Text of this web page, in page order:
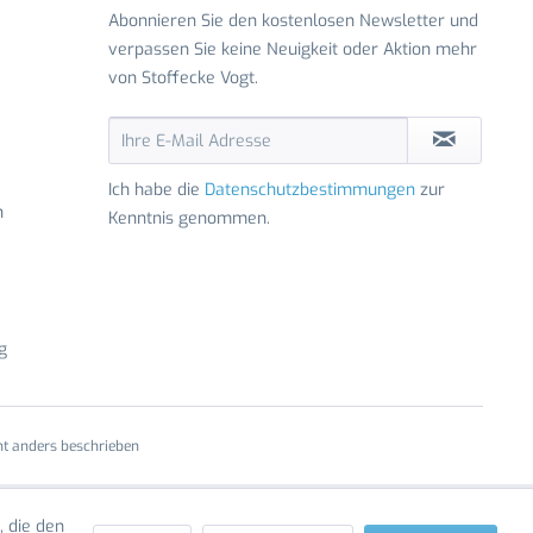
Abonnieren Sie den kostenlosen Newsletter und
verpassen Sie keine Neuigkeit oder Aktion mehr
von Stoffecke Vogt.
Ich habe die Datenschutzbestimmungen zur
Kenntnis genommen.
anders beschrieben
die den